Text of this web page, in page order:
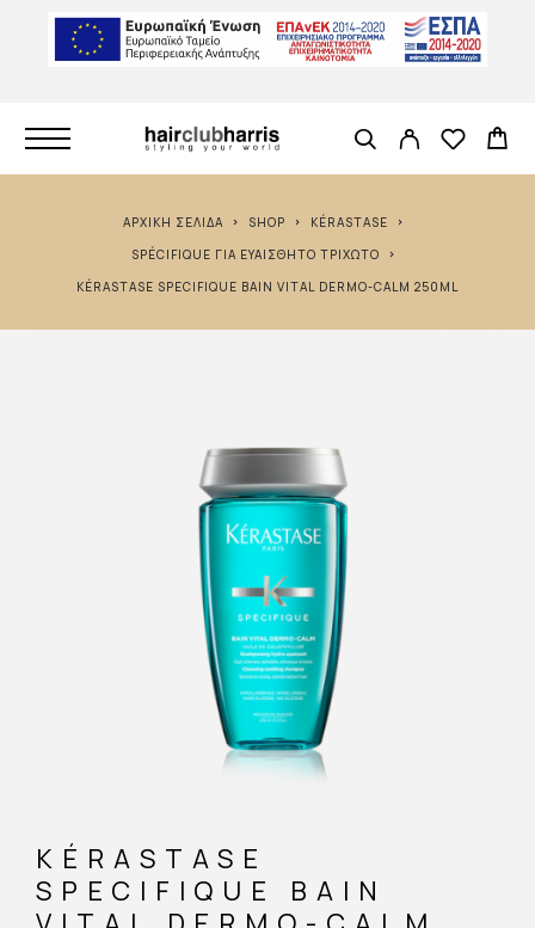
ΑΡΧΙΚΉ ΣΕΛΊΔΑ SHOP
KÉRASTASE
SPÉCIFIQUE ΓΙΑ ΕΥΑΊΣΘΗΤΟ ΤΡΙΧΩΤΌ
KÉRASTASE SPECIFIQUE BAIN VITAL DERMO-CALM 250ML
KÉRASTASE
SPECIFIQUE BAIN